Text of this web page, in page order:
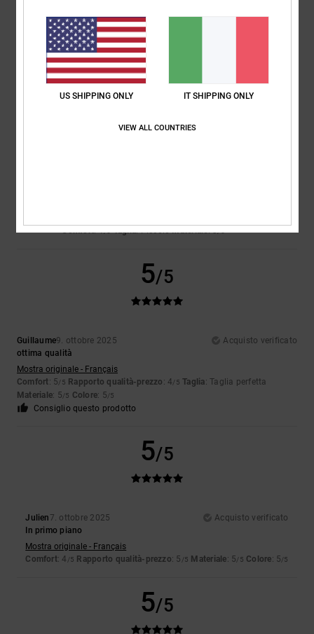
28. novembre 2025
Non male
Mostra originale - Deutsch
Comfort: 5/5 Rapporto qualità-prezzo
Materiale: 4/5 Colore: 5/5
1/5
Comfort: 1 Taglia: PiccoloMateriale: 3
5/5
Guillaume9. ottobre 2025
Acquisto verificato
ottima qualità
Mostra originale - Français
Comfort: 5/5 Rapporto qualità-prezzo : 4/5 Taglia: Taglia perfetta
Materiale: 5/5 Colore: 5/5
Consiglio questo prodotto
5/5
Julien 7. ottobre 2025
Acquisto verificato
In primo piano
Mostra originale - Français
Comfort: 4 /5 Rapporto qualità-prezzo: 5 /5 Materiale: 5/5 Colore: 5/5
5/5
US SHIPPING ONLY IT SHIPPING ONLY
VIEW ALL COUNTRIES